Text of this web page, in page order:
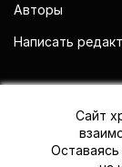
Авторы
Написать
Сайт